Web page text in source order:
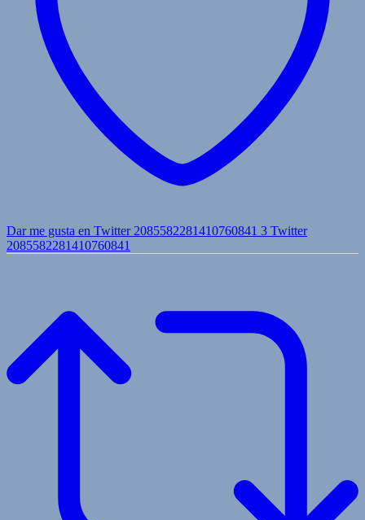
Dar me gusta en Twitter 2085582281410760841 3 Twitter
2085582281410760841